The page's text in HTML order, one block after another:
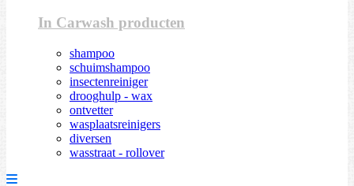
In Carwash producten
shampoo
schuimshampoo
insectenreiniger
drooghulp - wax
ontvetter
wasplaatsreinigers
diversen
wasstraat - rollover